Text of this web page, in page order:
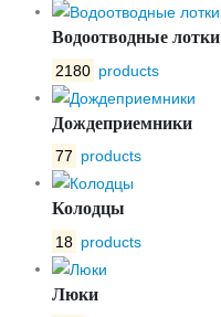
Водоотводные лотки
2180 products
Дождеприемники
77 products
Колодцы
18 products
Люки